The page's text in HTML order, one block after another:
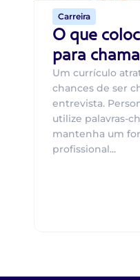
Carreira
O que
para
Um currículo
chances de ser
entrevista.
utilize palavras-
mantenha um
profissional...